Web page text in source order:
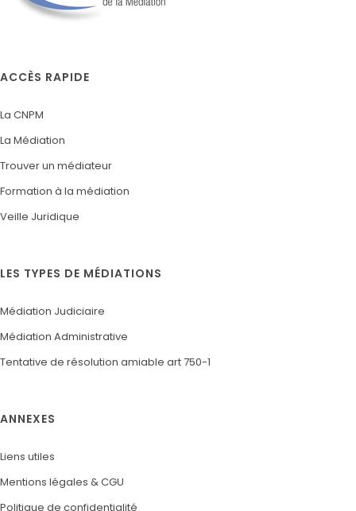
ACCÈS RAPIDE
La CNPM
La Médiation
Trouver un médiateur
Formation à la médiation
Veille Juridique
LES TYPES DE MÉDIATIONS
Médiation Judiciaire
Médiation Administrative
Tentative de résolution amiable art 750-1
ANNEXES
Liens utiles
Mentions légales & CGU
Politique de confidentialité